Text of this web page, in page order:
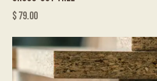
$79.00